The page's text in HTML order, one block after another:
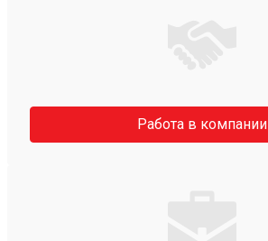
Работа в компании